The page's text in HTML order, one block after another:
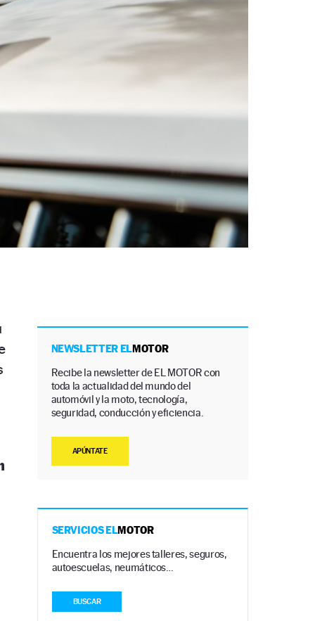
NEWSLETTER ELMOTOR
Recibe la newsletter de EL MOTOR con
toda la actualidad del mundo del
automóvil y la moto, tecnología,
seguridad, conducción y eficiencia.
APÚNTATE
SERVICIOS ELMOTOR
Encuentra los mejores talleres, seguros,
autoescuelas, neumáticos…
BUSCAR